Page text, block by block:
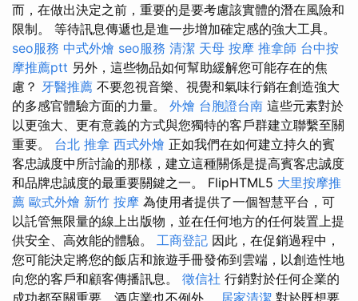
而，在做出決定之前，重要的是要考慮該實體的潛在風險和
限制。 等待訊息傳遞也是進一步增加確定感的強大工具。
seo服務 中式外燴 seo服務 清潔 天母 按摩 推拿師 台中按
摩推薦ptt 另外，這些物品如何幫助緩解您可能存在的焦
慮？ 牙醫推薦 不要忽視音樂、視覺和氣味行銷在創造強大
的多感官體驗方面的力量。 外燴 台胞證台南 這些元素對於
以更強大、更有意義的方式與您獨特的客戶群建立聯繫至關
重要。 台北 推拿 西式外燴 正如我們在如何建立持久的賓
客忠誠度中所討論的那樣，建立這種關係是提高賓客忠誠度
和品牌忠誠度的最重要關鍵之一。 FlipHTML5 大里按摩推
薦 歐式外燴 新竹 按摩 為使用者提供了一個智慧平台，可
以託管無限量的線上出版物，並在任何地方的任何裝置上提
供安全、高效能的體驗。 工商登記 因此，在促銷過程中，
您可能決定將您的飯店和旅遊手冊發佈到雲端，以創造性地
向您的客戶和顧客傳播訊息。 徵信社 行銷對於任何企業的
成功都至關重要，酒店業也不例外。 居家清潔 對於既想要